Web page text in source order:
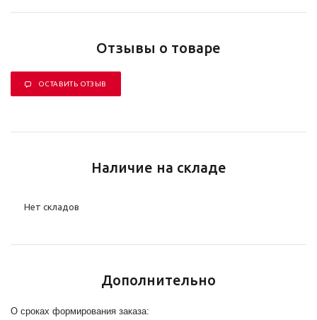
Отзывы о товаре
ОСТАВИТЬ ОТЗЫВ
Наличие на складе
Нет складов
Дополнительно
О сроках формирования заказа: